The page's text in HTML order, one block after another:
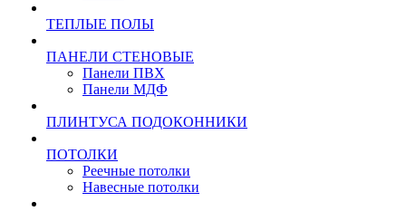
ТЕПЛЫЕ ПОЛЫ
ПАНЕЛИ СТЕНОВЫЕ
Панели ПВХ
Панели МДФ
ПЛИНТУСА ПОДОКОННИКИ
ПОТОЛКИ
Реечные потолки
Навесные потолки